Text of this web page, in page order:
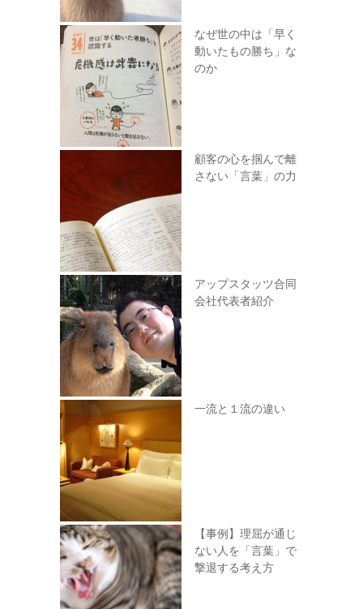
なぜ世の中は「早く
動いたもの勝ち」な
のか
顧客の心を掴んで離
さない「言葉」の力
アップスタッツ合同
会社代表者紹介
一流と１流の違い
【事例】理屈が通じ
ない人を「言葉」で
撃退する考え方